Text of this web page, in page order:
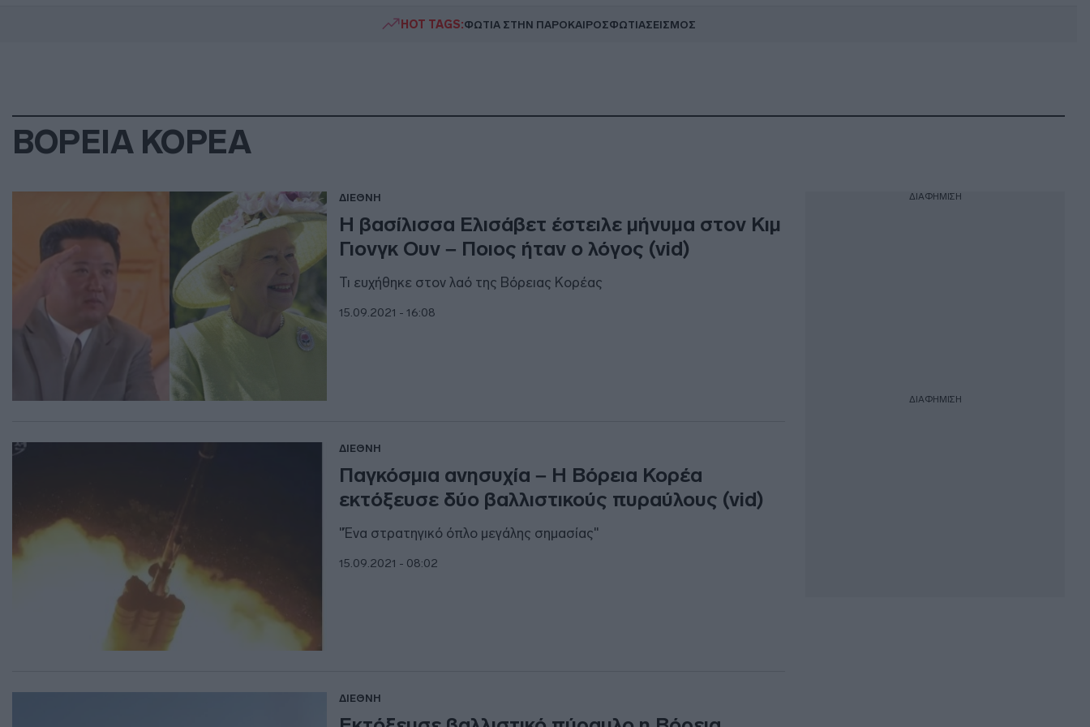
HOT TAGS:ΦΩΤΙΑ ΣΤΗΝ ΠΑΡΟΚΑΙΡΟΣΦΩΤΙΑΣΕΙΣΜΟΣ
ΒΟΡΕΙΑ ΚΟΡΕΑ
ΔΙΕΘΝΗ
Η βασίλισσα Ελισάβετ έστειλε μήνυμα στον Κιμ
Γιονγκ Ουν – Ποιος ήταν ο λόγος (vid)
Τι ευχήθηκε στον λαό της Βόρειας Κορέας
15.09.2021 - 16:08
ΔΙΕΘΝΗ
Παγκόσμια ανησυχία – H Βόρεια Κορέα
εκτόξευσε δύο βαλλιστικούς πυραύλους (vid)
"Ένα στρατηγικό όπλο μεγάλης σημασίας"
15.09.2021 - 08:02
ΔΙΕΘΝΗ
ΔΙΑΦΗΜΙΣΗ
ΔΙΑΦΗΜΙΣΗ